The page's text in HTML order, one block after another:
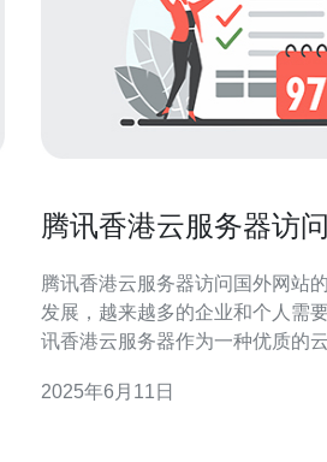
腾讯香港云服务器访
腾讯香港云服务器访问国外网站的优势 随着
发展，越来越多的企业和个人需
讯香港云服务器作为一种优质的
将探讨腾讯香港云服务器访问国外网
2025年6月11日